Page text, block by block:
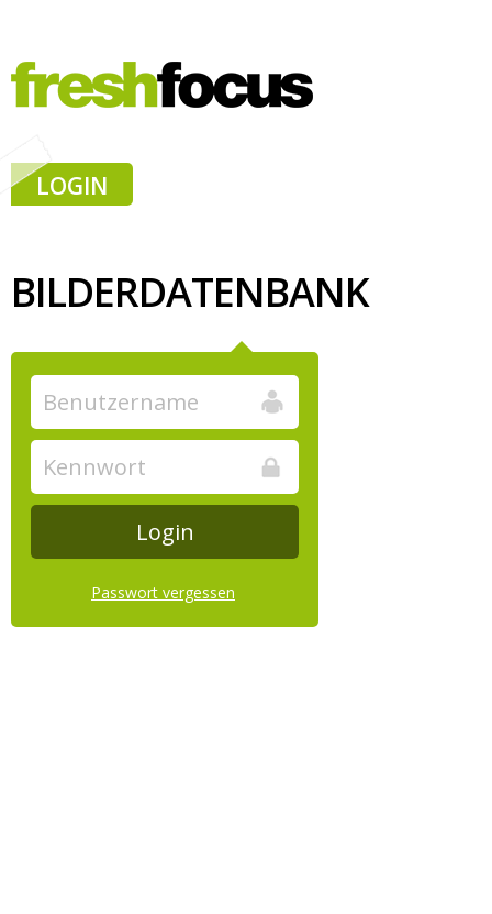
LOGIN
BILDERDATENBANK
Passwort vergessen